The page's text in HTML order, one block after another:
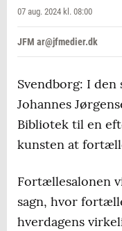
07 aug. 2024 kl. 08:00
JFM ar@jfmedier.dk
Svendborg: I
Johannes
Bibliotek til en
kunsten at
Fortællesalonen
sagn, hvor
hverdagens